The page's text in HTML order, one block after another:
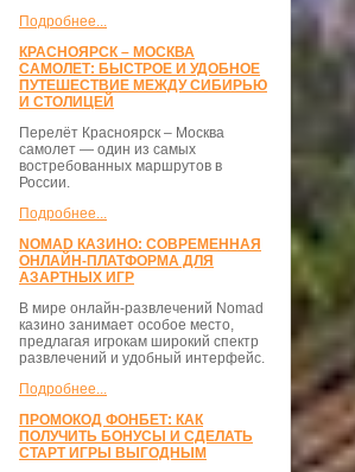
Подробнее...
КРАСНОЯРСК – МОСКВА
САМОЛЕТ: БЫСТРОЕ И УДОБНОЕ
ПУТЕШЕСТВИЕ МЕЖДУ СИБИРЬЮ
И СТОЛИЦЕЙ
Перелёт Красноярск – Москва
самолет — один из самых
востребованных маршрутов в
России.
Подробнее...
NOMAD КАЗИНО: СОВРЕМЕННАЯ
ОНЛАЙН-ПЛАТФОРМА ДЛЯ
АЗАРТНЫХ ИГР
В мире онлайн-развлечений Nomad
казино занимает особое место,
предлагая игрокам широкий спектр
развлечений и удобный интерфейс.
Подробнее...
ПРОМОКОД ФОНБЕТ: КАК
ПОЛУЧИТЬ БОНУСЫ И СДЕЛАТЬ
СТАРТ ИГРЫ ВЫГОДНЫМ